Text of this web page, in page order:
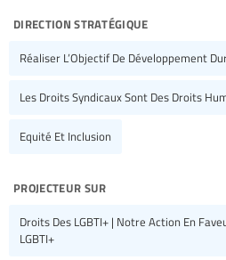
direction stratégique
Réaliser L’Objectif De Développement
Les Droits Syndicaux Sont Des Droits
Equité Et Inclusion
projecteur sur
Droits Des LGBTI+ | Notre Action En
LGBTI+